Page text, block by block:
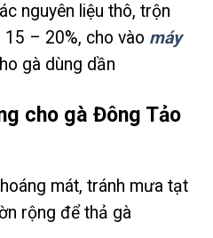
nguyên liệu thô, trộn
– 20%, cho vào máy
gà dùng dần
cho gà Đông Tảo
mát, tránh mưa tạt
rộng để thả gà